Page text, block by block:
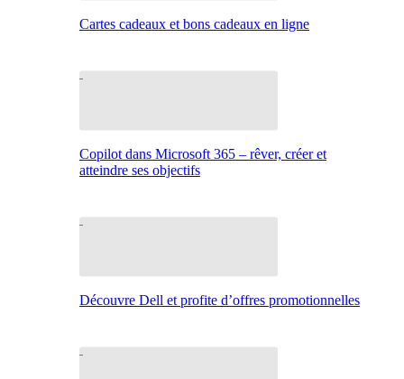
Cartes cadeaux et bons cadeaux en ligne
Copilot dans Microsoft 365 – rêver, créer et
atteindre ses objectifs
Découvre Dell et profite d’offres promotionnelles